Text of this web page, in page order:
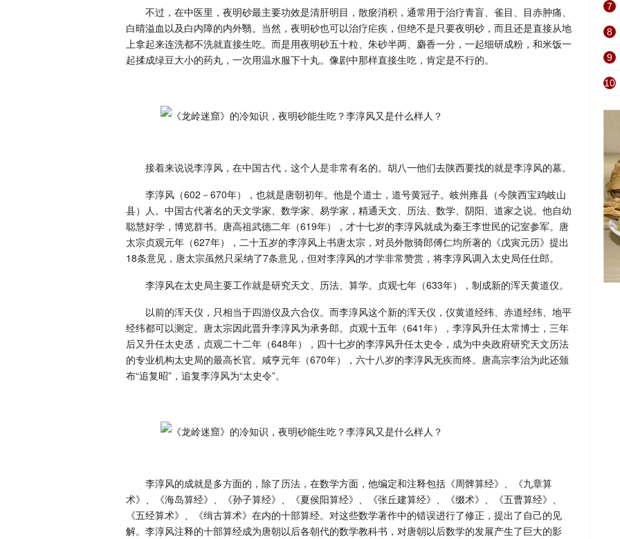
不过，在中医里，夜明砂最主要功效是清肝明目，散瘀消积，通常用于治疗青盲、雀目、目赤肿痛、
白晴溢血以及白内障的内外翳。当然，夜明砂也可以治疗疟疾，但绝不是只要夜明砂，而且还是直接从地
上拿起来连洗都不洗就直接生吃。而是用夜明砂五十粒、朱砂半两、麝香一分，一起细研成粉，和米饭一
起揉成绿豆大小的药丸，一次用温水服下十丸。像剧中那样直接生吃，肯定是不行的。
接着来说说李淳风，在中国古代，这个人是非常有名的。胡八一他们去陕西要找的就是李淳风的墓。
李淳风（602－670年），也就是唐朝初年。他是个道士，道号黄冠子。岐州雍县（今陕西宝鸡岐山
县）人。中国古代著名的天文学家、数学家、易学家，精通天文、历法、数学、阴阳、道家之说。他自幼
聪慧好学，博览群书。唐高祖武德二年（619年），才十七岁的李淳风就成为秦王李世民的记室参军。唐
太宗贞观元年（627年），二十五岁的李淳风上书唐太宗，对员外散骑郎傅仁均所著的《戊寅元历》提出
18条意见，唐太宗虽然只采纳了7条意见，但对李淳风的才学非常赞赏，将李淳风调入太史局任仕郎。
李淳风在太史局主要工作就是研究天文、历法、算学。贞观七年（633年），制成新的浑天黄道仪。
以前的浑天仪，只相当于四游仪及六合仪。而李淳风这个新的浑天仪，仪黄道经纬、赤道经纬、地平
经纬都可以测定。唐太宗因此晋升李淳风为承务郎。贞观十五年（641年），李淳风升任太常博士，三年
后又升任太史丞，贞观二十二年（648年），四十七岁的李淳风升任太史令，成为中央政府研究天文历法
的专业机构太史局的最高长官。咸亨元年（670年），六十八岁的李淳风无疾而终。唐高宗李治为此还颁
布“追复昭”，追复李淳风为“太史令”。
李淳风的成就是多方面的，除了历法，在数学方面，他编定和注释包括《周髀算经》、《九章算
术》、《海岛算经》、《孙子算经》、《夏侯阳算经》、《张丘建算经》、《缀术》、《五曹算经》、
《五经算术》、《缉古算术》在内的十部算经。对这些数学著作中的错误进行了修正，提出了自己的见
解。李淳风注释的十部算经成为唐朝以后各朝代的数学教科书，对唐朝以后数学的发展产生了巨大的影
7
8
9
10